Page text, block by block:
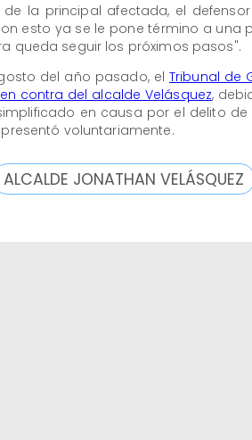
la principal afectada, el
esto ya se le pone término a una
queda seguir los próximos pasos".
del año pasado, el Tribunal de
contra del alcalde Velásquez,
en causa por el delito
voluntariamente.
ALCALDE JONATHAN VELÁSQUEZ